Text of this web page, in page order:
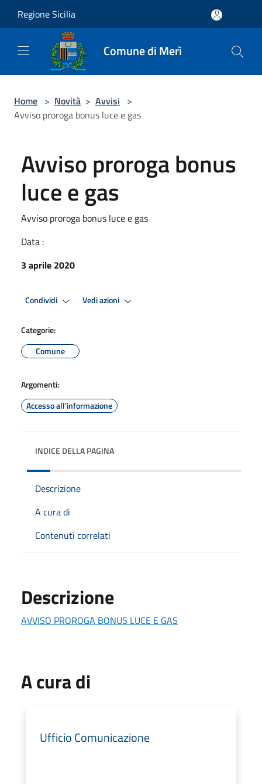
Regione Sicilia
Comune di Merì
Home > Novità > Avvisi >
Avviso proroga bonus luce e gas
Avviso proroga bonus
luce e gas
Avviso proroga bonus luce e gas
Data :
3 aprile 2020
Condividi Vedi azioni
Categorie:
Comune
Argomenti:
Accesso all'informazione
INDICE DELLA PAGINA
Descrizione
A cura di
Contenuti correlati
Descrizione
AVVISO PROROGA BONUS LUCE E GAS
A cura di
Ufficio Comunicazione